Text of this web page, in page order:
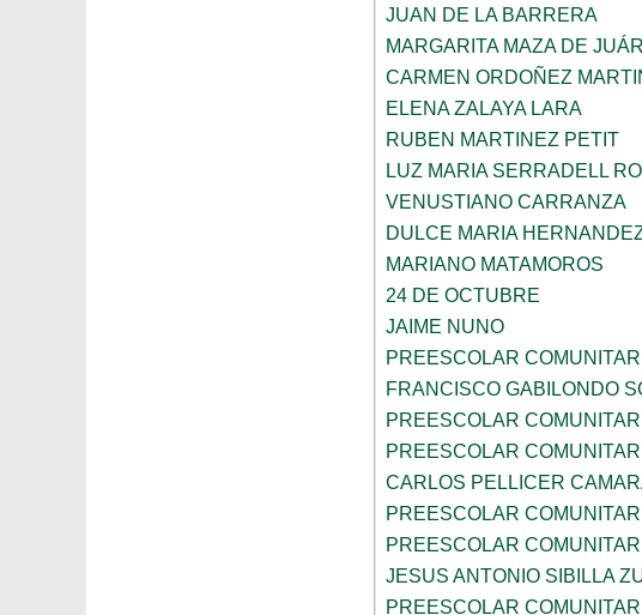
JUAN DE LA BARRERA
MARGARITA MAZA DE
CARMEN ORDOÑEZ
ELENA ZALAYA LARA
RUBEN MARTINEZ PETIT
LUZ MARIA SERRADELL
VENUSTIANO CARRANZA
DULCE MARIA
MARIANO MATAMOROS
24 DE OCTUBRE
JAIME NUNO
PREESCOLAR
FRANCISCO GABILONDO
PREESCOLAR
PREESCOLAR
CARLOS PELLICER
PREESCOLAR
PREESCOLAR
JESUS ANTONIO SIBILLA
PREESCOLAR